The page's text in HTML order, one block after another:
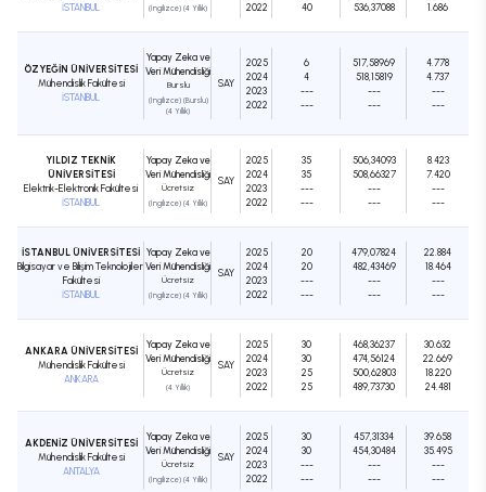
İSTANBUL
(İngilizce) (4 Yıllık)
2022
40
536,37088
1.686
ÖZYEĞİN ÜNİVERSİTESİ
Mühendislik Fakültesi
İSTANBUL
Yapay Zeka ve
Veri Mühendisliği
Burslu
(İngilizce) (Burslu)
(4 Yıllık)
SAY
2025
2024
2023
2022
6
4
---
---
517,58969
518,15819
---
---
4.778
4.737
---
---
YILDIZ TEKNİK
ÜNİVERSİTESİ
Elektrik-Elektronik Fakültesi
İSTANBUL
Yapay Zeka ve
Veri Mühendisliği
Ücretsiz
(İngilizce) (4 Yıllık)
SAY
2025
2024
2023
2022
35
35
---
---
506,34093
508,66327
---
---
8.423
7.420
---
---
İSTANBUL ÜNİVERSİTESİ
Bilgisayar ve Bilişim Teknolojileri
Fakültesi
İSTANBUL
Yapay Zeka ve
Veri Mühendisliği
Ücretsiz
(İngilizce) (4 Yıllık)
SAY
2025
2024
2023
2022
20
20
---
---
479,07824
482,43469
---
---
22.884
18.464
---
---
ANKARA ÜNİVERSİTESİ
Mühendislik Fakültesi
ANKARA
Yapay Zeka ve
Veri Mühendisliği
Ücretsiz
(4 Yıllık)
SAY
2025
2024
2023
2022
30
30
25
25
468,36237
474,56124
500,62803
489,73730
30.632
22.669
18.220
24.481
AKDENİZ ÜNİVERSİTESİ
Mühendislik Fakültesi
ANTALYA
Yapay Zeka ve
Veri Mühendisliği
Ücretsiz
(İngilizce) (4 Yıllık)
SAY
2025
2024
2023
2022
30
30
---
---
457,31334
454,30484
---
---
39.658
35.495
---
---